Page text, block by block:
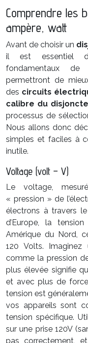
Comprendre les
ampère, watt
Avant de choisir un
il est essentiel
fondamentaux de
permettront de
des circuits
calibre du
processus de
Nous allons donc
simples et faciles à
inutile.
Voltage (volt – V)
Le voltage,
« pression » de
électrons à travers
d’Europe, la
Amérique du Nord,
120 Volts.
comme la pression
plus élevée signifie
et avec plus de
tension est
vos appareils sont
tension spécifique.
sur une prise 120V
pas correctement,